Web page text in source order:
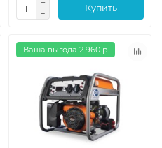
Купить
Ваша выгода 2 960 р